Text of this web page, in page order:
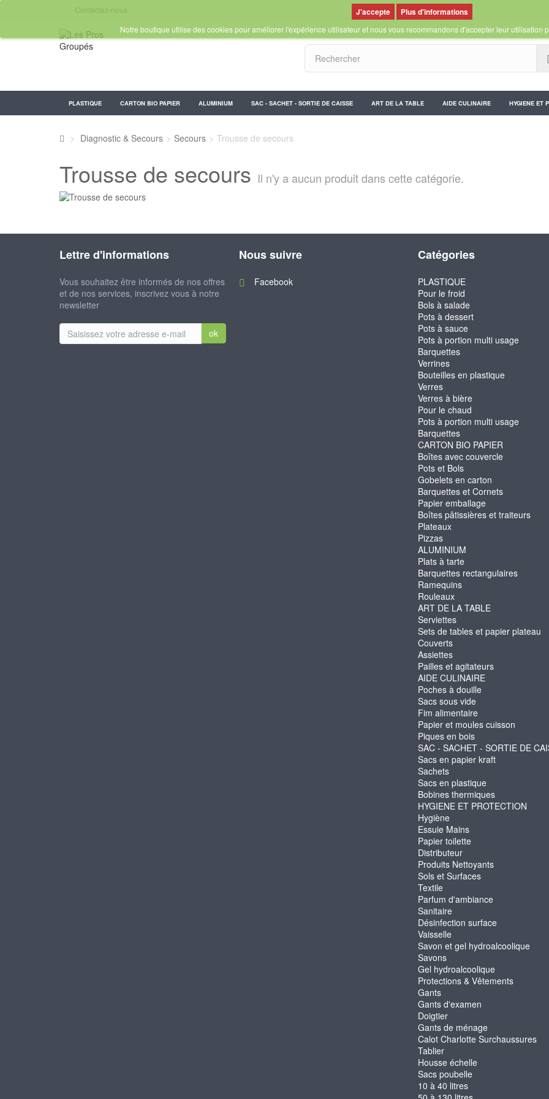
Contactez-nous
PLASTIQUE CARTON BIO PAPIER ALUMINIUM SAC - SACHET - SORTIE DE CAISSE ART DE LA TABLE AIDE CULINAIRE HYGIENE ET
Plus d'informations
Notre boutique utilise des cookies pour améliorer l'expérience utilisateur et nous vous recommandons d'accepter leur utilisation
> Diagnostic & Secours > Secours > Trousse de secours
Trousse de secours Il n'y a aucun produit dans cette catégorie.
Lettre d'informations
Vous souhaitez être informés de nos offres
et de nos services, inscrivez vous à notre
newsletter
ok
Nous suivre
Facebook
Catégories
PLASTIQUE
Pour le froid
Bols à salade
Pots à dessert
Pots à sauce
Pots à portion multi usage
Barquettes
Verrines
Bouteilles en plastique
Verres
Verres à bière
Pour le chaud
Pots à portion multi usage
Barquettes
CARTON BIO PAPIER
Boîtes avec couvercle
Pots et Bols
Gobelets en carton
Barquettes et Cornets
Papier emballage
Boîtes pâtissières et traiteurs
Plateaux
Pizzas
ALUMINIUM
Plats à tarte
Barquettes rectangulaires
Ramequins
Rouleaux
ART DE LA TABLE
Serviettes
Sets de tables et papier plateau
Couverts
Assiettes
Pailles et agitateurs
AIDE CULINAIRE
Poches à douille
Sacs sous vide
Fim alimentaire
Papier et moules cuisson
Piques en bois
SAC - SACHET - SORTIE DE
Sacs en papier kraft
Sachets
Sacs en plastique
Bobines thermiques
HYGIENE ET PROTECTION
Hygiène
Essuie Mains
Papier toilette
Distributeur
Produits Nettoyants
Sols et Surfaces
Textile
Parfum d'ambiance
Sanitaire
Désinfection surface
Vaisselle
Savon et gel hydroalcoolique
Savons
Gel hydroalcoolique
Protections & Vêtements
Gants
Gants d'examen
Doigtier
Gants de ménage
Calot Charlotte Surchaussures
Tablier
Housse échelle
Sacs poubelle
10 à 40 litres